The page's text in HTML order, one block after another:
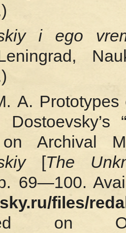
i ego
A.
on Archival
[The
69—100.
files/
on